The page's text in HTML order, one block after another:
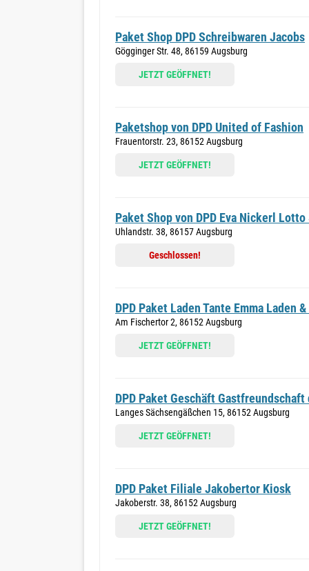
Paket Shop DPD Schreibwaren Jacobs
Gögginger Str. 48, 86159 Augsburg
JETZT GEÖFFNET!
Paketshop von DPD United of Fashion
Frauentorstr. 23, 86152 Augsburg
JETZT GEÖFFNET!
Paket Shop von DPD Eva Nickerl
Uhlandstr. 38, 86157 Augsburg
Geschlossen!
DPD Paket Laden Tante Emma Laden
Am Fischertor 2, 86152 Augsburg
JETZT GEÖFFNET!
DPD Paket Geschäft Gastfreundschaft
Langes Sächsengäßchen 15, 86152 Augsburg
JETZT GEÖFFNET!
DPD Paket Filiale Jakobertor Kiosk
Jakoberstr. 38, 86152 Augsburg
JETZT GEÖFFNET!